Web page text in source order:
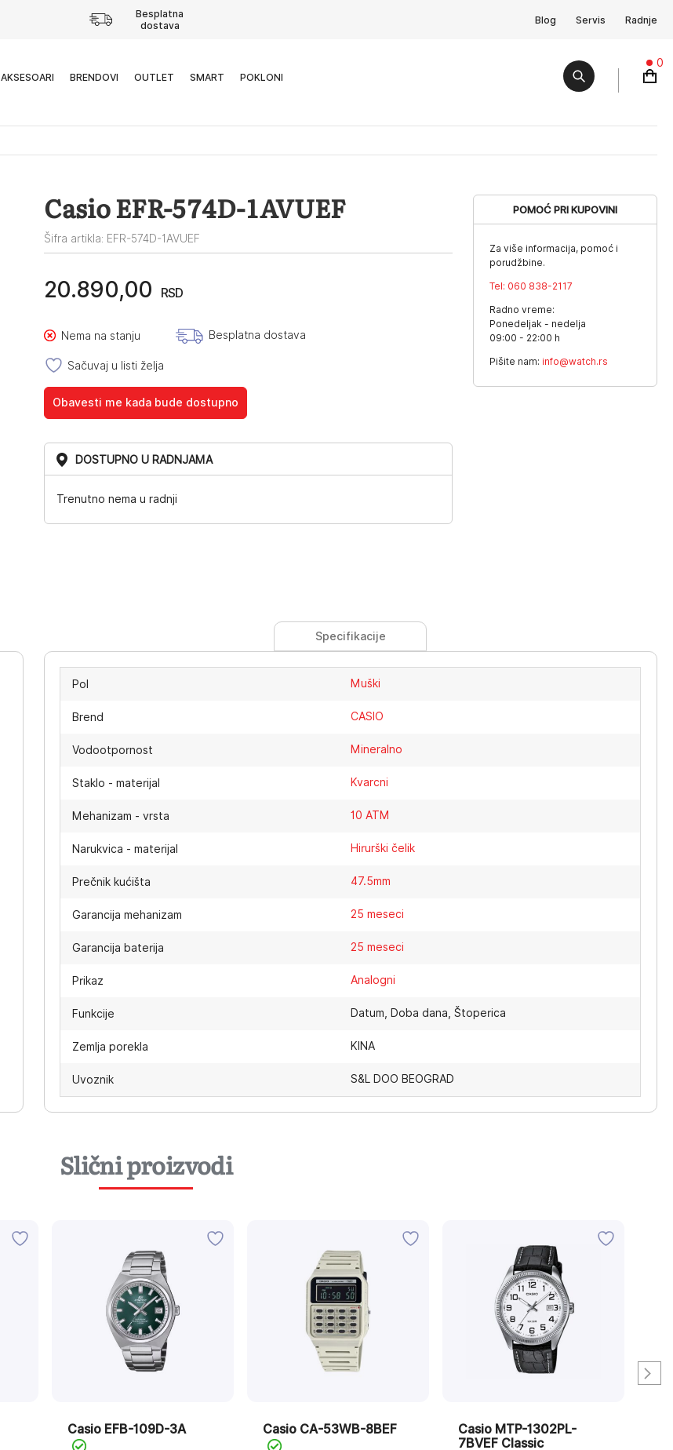
Besplatna
dostava
Blog Servis Radnje
AKSESOARI BRENDOVI OUTLET SMART POKLONI
0
Casio EFR-574D-1AVUEF
Šifra artikla: EFR-574D-1AVUEF
20.890,00 RSD
Nema na stanju Besplatna dostava
Sačuvaj u listi želja
Obavesti me kada bude dostupno
DOSTUPNO U RADNJAMA
Trenutno nema u radnji
POMOĆ PRI KUPOVINI
Za više informacija, pomoć i
porudžbine.
Tel: 060 838-2117
Radno vreme:
Ponedeljak - nedelja
09:00 - 22:00 h
Pišite nam: info@watch.rs
Specifikacije
Pol Muški
Brend CASIO
Vodootpornost Mineralno
Staklo - materijal Kvarcni
Mehanizam - vrsta 10 ATM
Narukvica - materijal Hirurški čelik
Prečnik kućišta 47.5mm
Garancija mehanizam 25 meseci
Garancija baterija 25 meseci
Prikaz Analogni
Funkcije Datum, Doba dana, Štoperica
Zemlja porekla KINA
Uvoznik S&L DOO BEOGRAD
Slični proizvodi
Casio EFB-109D-3A Casio CA-53WB-8BEF
Casio MTP-1302PL-
7BVEF Classic